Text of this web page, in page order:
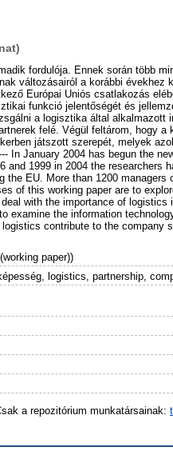
fordulója. Ennek során több
változásairól a korábbi évekhez
Európai Uniós csatlakozás
funkció jelentőségét és
a logisztika által alkalmazott
felé. Végül feltárom, hogy a
játszott szerepét, melyek
In January 2004 has begun the
and 1999 in 2004 the researchers
the EU. More than 1200 managers
of this working paper are to
with the importance of logistics
examine the information
contribute to the company
paper))
logistics, partnership,
a repozitórium munkatársainak: